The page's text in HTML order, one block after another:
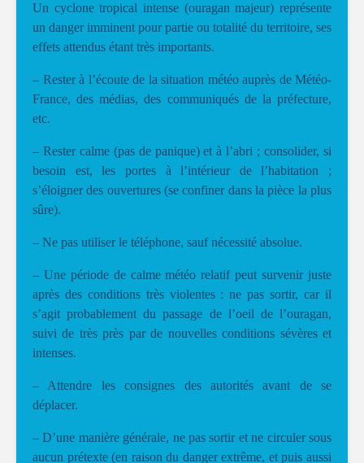
Un cyclone tropical intense (ouragan majeur) représente
un danger imminent pour partie ou totalité du territoire, ses
effets attendus étant très importants.
– Rester à l’écoute de la situation météo auprès de Météo-
France, des médias, des communiqués de la préfecture,
etc.
– Rester calme (pas de panique) et à l’abri ; consolider, si
besoin est, les portes à l’intérieur de l’habitation ;
s’éloigner des ouvertures (se confiner dans la pièce la plus
sûre).
– Ne pas utiliser le téléphone, sauf nécessité absolue.
– Une période de calme météo relatif peut survenir juste
après des conditions très violentes : ne pas sortir, car il
s’agit probablement du passage de l’oeil de l’ouragan,
suivi de très près par de nouvelles conditions sévères et
intenses.
– Attendre les consignes des autorités avant de se
déplacer.
– D’une manière générale, ne pas sortir et ne circuler sous
aucun prétexte (en raison du danger extrême, et puis aussi